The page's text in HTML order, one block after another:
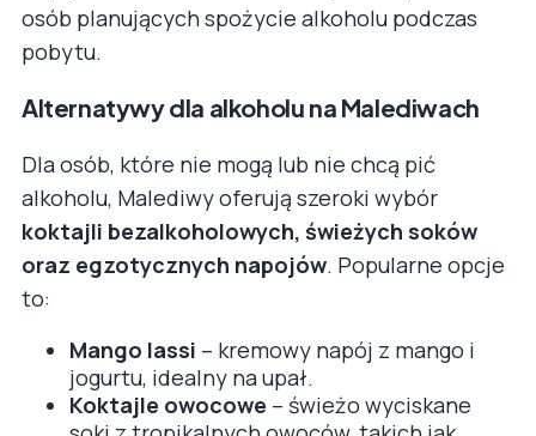
osób planujących spożycie alkoholu podczas
pobytu.
Alternatywy dla alkoholu na Malediwach
Dla osób, które nie mogą lub nie chcą pić
alkoholu, Malediwy oferują szeroki wybór
koktajli bezalkoholowych, świeżych soków
oraz egzotycznych napojów. Popularne opcje
to:
Mango lassi – kremowy napój z mango i
jogurtu, idealny na upał.
Koktajle owocowe – świeżo wyciskane